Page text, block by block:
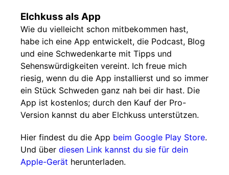
Elchkuss als App
Wie du vielleicht schon mitbekommen hast,
habe ich eine App entwickelt, die Podcast, Blog
und eine Schwedenkarte mit Tipps und
Sehenswürdigkeiten vereint. Ich freue mich
riesig, wenn du die App installierst und so immer
ein Stück Schweden ganz nah bei dir hast. Die
App ist kostenlos; durch den Kauf der Pro-
Version kannst du aber Elchkuss unterstützen.
Hier findest du die App beim Google Play Store.
Und über diesen Link kannst du sie für dein
Apple-Gerät herunterladen.